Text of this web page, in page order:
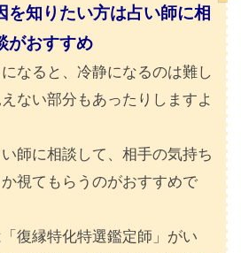
を知りたい方は占い師に相
がおすすめ
なると、冷静になるのは難し
ない部分もあったりしますよ
師に相談して、相手の気持ち
視てもらうのがおすすめで
復縁特化特選鑑定師」がい